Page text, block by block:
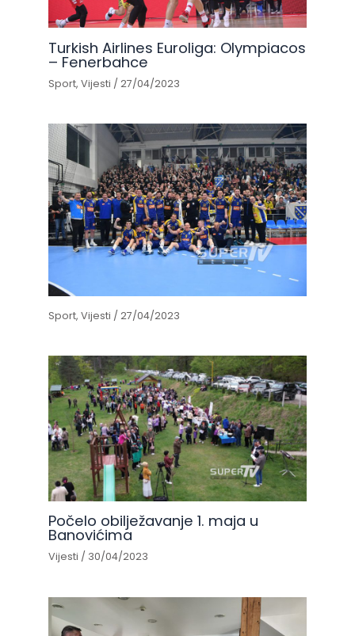
Turkish Airlines Euroliga: Olympiacos
– Fenerbahce
Sport,Vijesti /27/04/2023
Sport,Vijesti /27/04/2023
Počelo obilježavanje 1. maja u
Banovićima
Vijesti / 30/04/2023